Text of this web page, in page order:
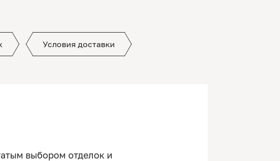
Условия доставки
выбором отделок и